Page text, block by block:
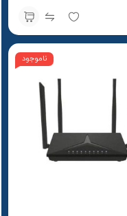
ناموجود